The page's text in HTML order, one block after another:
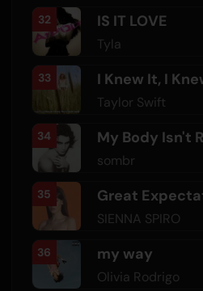
32 IS IT LOVE
Tyla
33
Taylor Swift
34
sombr
35
SIENNA SPIRO
36 my way
Olivia Rodrigo